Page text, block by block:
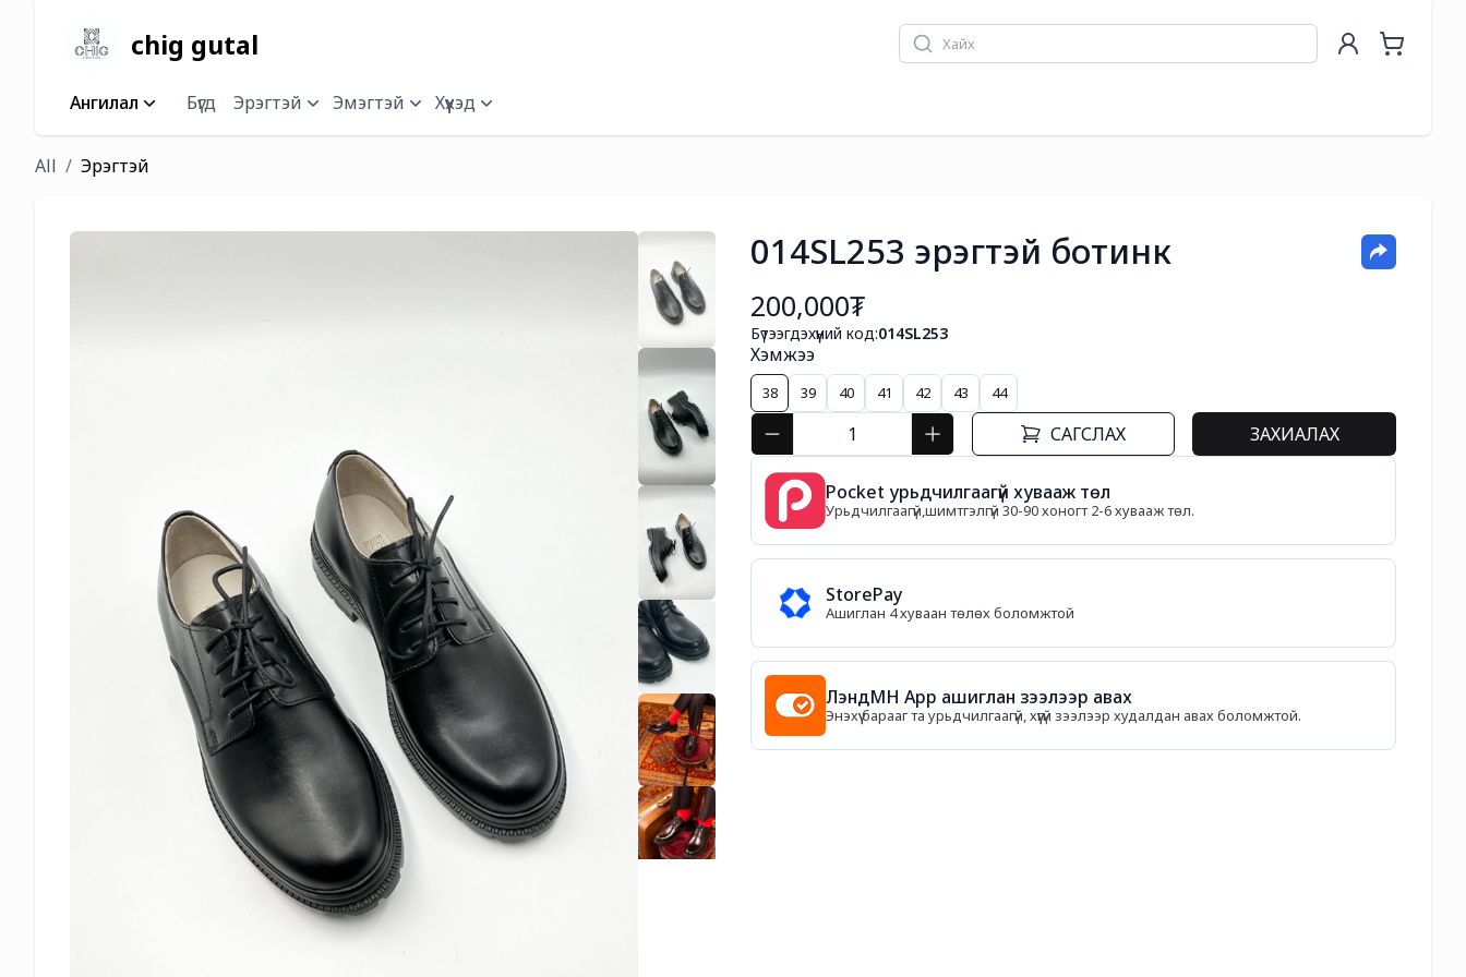
chig gutal
Ангилал Бүгд Эрэгтэй Эмэгтэй Хүүхэд
All Эрэгтэй
014SL253 эрэгтэй ботинк
200,000₮
Бүтээгдэхүүний код:014SL253
Хэмжээ
38 39 40 41 42 43 44
САГСЛАХ ЗАХИАЛАХ
Pocket урьдчилгаагүй хувааж төл
Урьдчилгаагүй,шимтгэлгүй 30-90 хоногт 2-6 хувааж төл.
StorePay
Ашиглан 4 хуваан төлөх боломжтой
ЛэндМН App ашиглан зээлээр авах
Энэхүү барааг та урьдчилгаагүй, хүүгүй зээлээр худалдан авах боломжтой.